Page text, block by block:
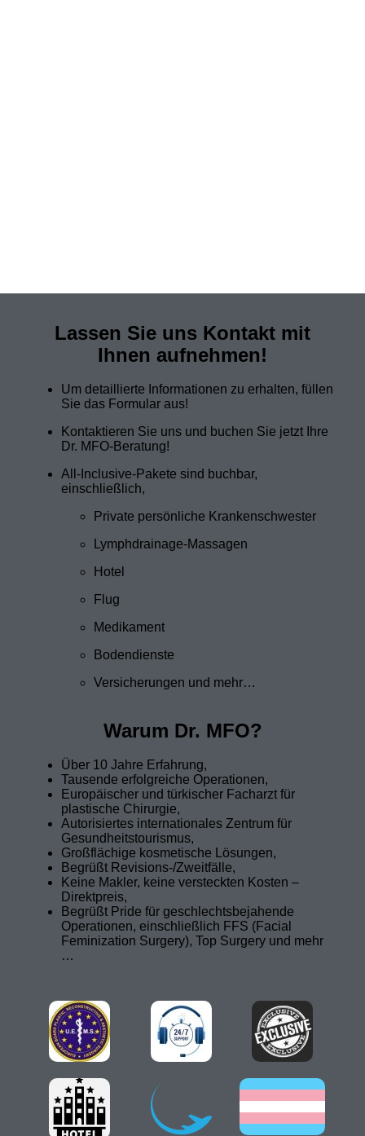
Lassen Sie uns Kontakt mit
Ihnen aufnehmen!
Um detaillierte Informationen zu erhalten, füllen
Sie das Formular aus!
Kontaktieren Sie uns und buchen Sie jetzt Ihre
Dr. MFO-Beratung!
All-Inclusive-Pakete sind buchbar,
einschließlich,
Private persönliche Krankenschwester
Lymphdrainage-Massagen
Hotel
Flug
Medikament
Bodendienste
Versicherungen und mehr…
Warum Dr. MFO?
Über 10 Jahre Erfahrung,
Tausende erfolgreiche Operationen,
Europäischer und türkischer Facharzt für
plastische Chirurgie,
Autorisiertes internationales Zentrum für
Gesundheitstourismus,
Großflächige kosmetische Lösungen,
Begrüßt Revisions-/Zweitfälle,
Keine Makler, keine versteckten Kosten –
Direktpreis,
Begrüßt Pride für geschlechtsbejahende
Operationen, einschließlich FFS (Facial
Feminization Surgery), Top Surgery und mehr
…